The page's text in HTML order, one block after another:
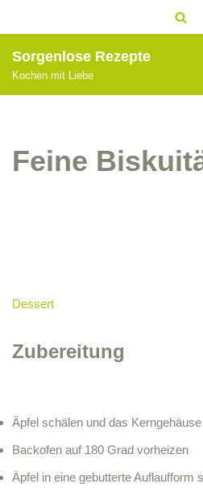
Inhalt
springen
Sorgenlose Rezepte
Kochen mit Liebe
Feine
Dessert
Zubereitung
Äpfel schälen und das
Backofen auf 180 Grad vorheizen
Äpfel in eine gebutterte Auflaufform